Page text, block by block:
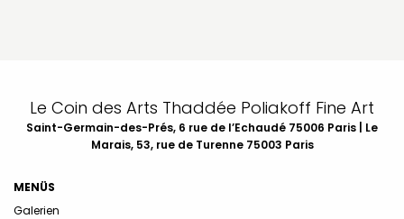
Le Coin des Arts Thaddée Poliakoff Fine Art
Saint-Germain-des-Prés, 6 rue de l’Echaudé 75006 Paris | Le
Marais, 53, rue de Turenne 75003 Paris
MENÜS
Galerien